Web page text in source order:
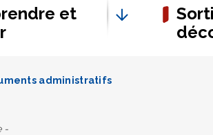
et
administratifs
-